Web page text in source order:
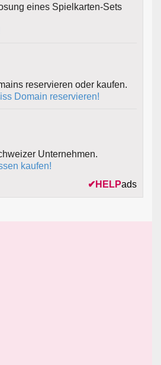
eines Spielkarten-Sets
reservieren oder kaufen.
Domain reservieren!
Unternehmen.
kaufen!
✔ HELPads